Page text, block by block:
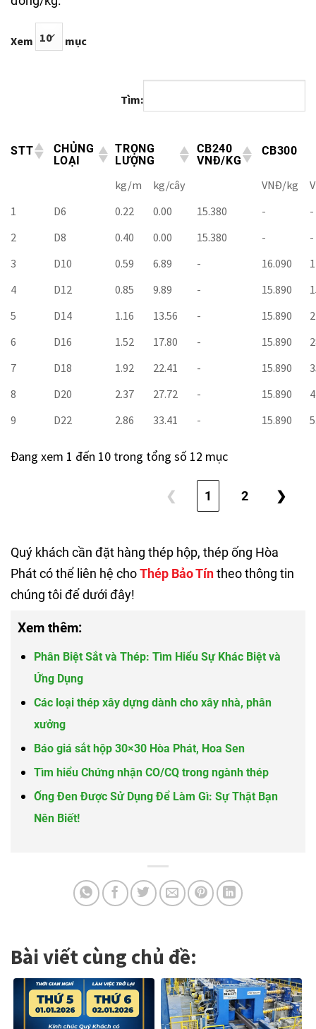
Xem mục
Tìm:
STT
CHỦNG
LOẠI
TRỌNG
LƯỢNG
CB240
VNĐ/KG
CB300
kg/m kg/cây VNĐ/kg
1
D6 0.22 0.00 15.380 -
-
2
D8 0.40 0.00 15.380 -
-
3
D10 0.59 6.89 - 16.090
4
D12 0.85 9.89 - 15.890
5
D14 1.16 13.56 - 15.890
6
D16 1.52 17.80 - 15.890
7
D18 1.92 22.41 - 15.890
8
D20 2.37 27.72 - 15.890
9
D22 2.86 33.41 - 15.890
Đang xem 1 đến 10 trong tổng số 12 mục
❮ 1 2 ❯
Quý khách cần đặt hàng thép hộp, thép ống Hòa
Phát có thể liên hệ choThép Bảo Tíntheo thông tin
chúng tôi để dưới đây!
Xem thêm:
Phân Biệt Sắt và Thép: Tìm Hiểu Sự Khác Biệt và
Ứng Dụng
Các loại thép xây dựng dành cho xây nhà, phân
xưởng
Báo giá sắt hộp 30×30 Hòa Phát, Hoa Sen
Tìm hiểu Chứng nhận CO/CQ trong ngành thép
Ống Đen Được Sử Dụng Để Làm Gì: Sự Thật Bạn
Nên Biết!
Bài viết cùng chủ đề: